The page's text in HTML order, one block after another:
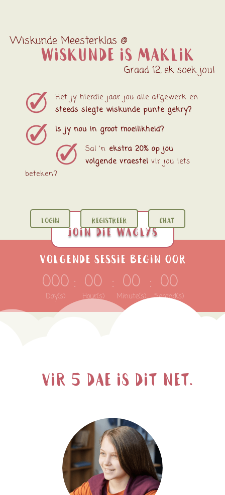
Wiskunde Meesterklas @
Wiskunde is maklik
Graad 12, ek soek jou!
Het jy hierdie jaar jou alie afgewerk en
steeds slegte wiskunde punte gekry?
Is jy nou in groot moeilikheid?
Sal ‘n ekstra 20% op jou
volgende vraestel vir jou iets
beteken?
LOGIN REGISTREER CHAT
Join die waglys
Volgende sessie begin oor
000
Day(s)
: 00
Hour(s)
: 00
Minute(s)
: 00
Second(s)
vir 5 dae is dit net…